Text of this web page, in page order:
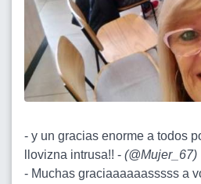
- y un gracias enorme a todos
llovizna intrusa!! - (@Mujer_67)
- Muchas graciaaaaaasssss a